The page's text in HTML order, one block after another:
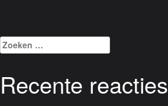
Zoeken
naar:
Recente reacties